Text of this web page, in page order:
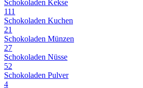
Schokoladen Kekse
111
Schokoladen Kuchen
21
Schokoladen Münzen
27
Schokoladen Nüsse
52
Schokoladen Pulver
4